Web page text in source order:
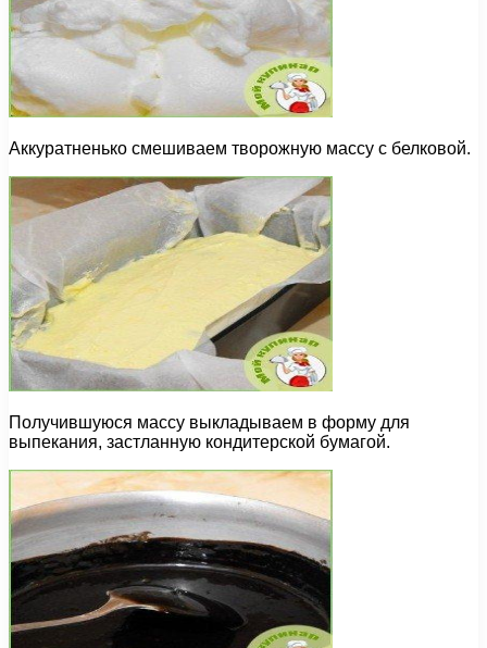
Аккуратненько смешиваем творожную массу с белковой.
Получившуюся массу выкладываем в форму для
выпекания, застланную кондитерской бумагой.